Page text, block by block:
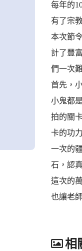
每年的
有了宗
本次節
計了豐
們一次
首先，
小鬼都
拍的關
卡的功
一次的
石，認
這次的
也讓老
相